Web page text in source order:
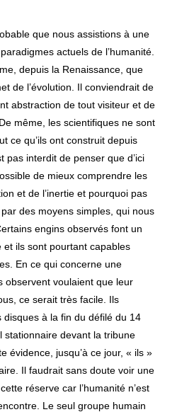
que nous assistions à une
actuels de l’humanité.
depuis la Renaissance, que
de l’évolution. Il conviendrait de
abstraction de tout visiteur et de
même, les scientifiques ne sont
ce qu’ils ont construit depuis
pas interdit de penser que d’ici
de mieux comprendre les
et de l’inertie et pourquoi pas
des moyens simples, qui nous
engins observés font un
ils sont pourtant capables
En ce qui concerne une
observent voulaient que leur
ce serait très facile. Ils
disques à la fin du défilé du 14
stationnaire devant la tribune
évidence, jusqu’à ce jour, « ils »
Il faudrait sans doute voir une
réserve car l’humanité n’est
Le seul groupe humain